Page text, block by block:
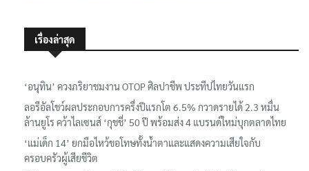
เรื่องล่าสุด
‘อนุทิน’ ควงภริยาชมงาน OTOP ศิลปาชีพ ประทีปไทยวันแรก
ลอรีอัลโชว์ผลประกอบการครึ่งปีแรกโต 6.5% กวาดรายได้ 2.3 หมื่น
ล้านยูโร คว้าไลเซนส์ ‘กุชชี่’ 50 ปี พร้อมส่ง 4 แบรนด์ใหม่บุกตลาดไทย
‘แม่เด็ก 14’ ยกมือไหว้ขอโทษทั้งน้ำตาและแสดงความเสียใจกับ
ครอบครัวผู้เสียชีวิต